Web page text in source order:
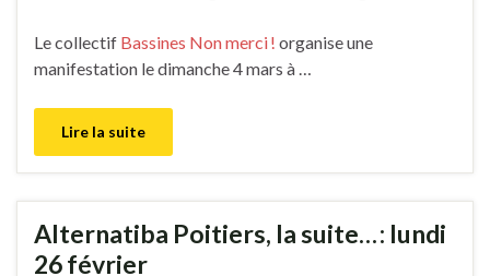
Le collectif Bassines Non merci ! organise une
manifestation le dimanche 4 mars à …
Lire la suite
Alternatiba Poitiers, la suite… : lundi
26 février